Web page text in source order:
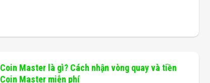
Coin Master là gì? Cách nhận vòng quay và tiền
Coin Master miễn phí